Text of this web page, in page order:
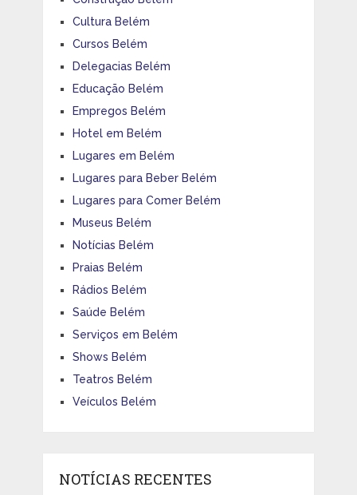
Cultura Belém
Cursos Belém
Delegacias Belém
Educação Belém
Empregos Belém
Hotel em Belém
Lugares em Belém
Lugares para Beber Belém
Lugares para Comer Belém
Museus Belém
Notícias Belém
Praias Belém
Rádios Belém
Saúde Belém
Serviços em Belém
Shows Belém
Teatros Belém
Veículos Belém
NOTÍCIAS RECENTES